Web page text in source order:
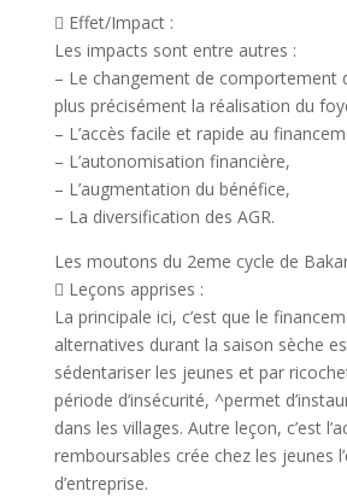
 Effet/Impact :
Les impacts sont entre autres :
– Le changement de comportement
plus précisément la réalisation du
– L’accès facile et rapide au
– L’autonomisation financière,
– L’augmentation du bénéfice,
– La diversification des AGR.
Les moutons du 2eme cycle de
 Leçons apprises :
La principale ici, c’est que le
alternatives durant la saison sèche
sédentariser les jeunes et par
période d’insécurité, ^permet
dans les villages. Autre leçon, c’est
remboursables crée chez les jeunes
d’entreprise.